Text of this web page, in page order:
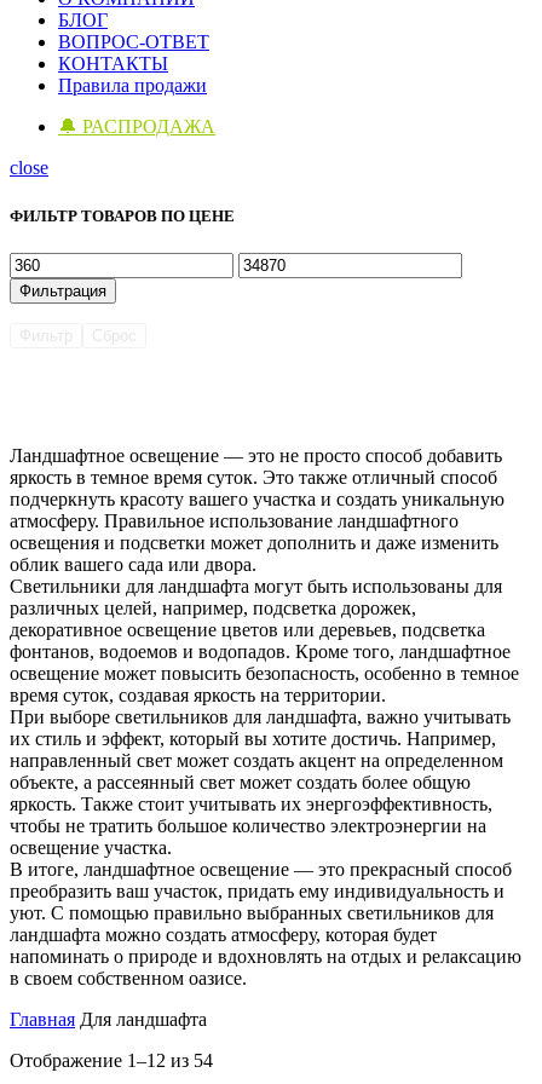
БЛОГ
ВОПРОС-ОТВЕТ
КОНТАКТЫ
Правила продажи
🔔 РАСПРОДАЖА
close
ФИЛЬТР ТОВАРОВ ПО ЦЕНЕ
Минимальная
цена
Максимальная
цена
Фильтрация
Фильтр Сброс
Ландшафтное освещение — это не просто способ добавить
яркость в темное время суток. Это также отличный способ
подчеркнуть красоту вашего участка и создать уникальную
атмосферу. Правильное использование ландшафтного
освещения и подсветки может дополнить и даже изменить
облик вашего сада или двора.
Светильники для ландшафта могут быть использованы для
различных целей, например, подсветка дорожек,
декоративное освещение цветов или деревьев, подсветка
фонтанов, водоемов и водопадов. Кроме того, ландшафтное
освещение может повысить безопасность, особенно в темное
время суток, создавая яркость на территории.
При выборе светильников для ландшафта, важно учитывать
их стиль и эффект, который вы хотите достичь. Например,
направленный свет может создать акцент на определенном
объекте, а рассеянный свет может создать более общую
яркость. Также стоит учитывать их энергоэффективность,
чтобы не тратить большое количество электроэнергии на
освещение участка.
В итоге, ландшафтное освещение — это прекрасный способ
преобразить ваш участок, придать ему индивидуальность и
уют. С помощью правильно выбранных светильников для
ландшафта можно создать атмосферу, которая будет
напоминать о природе и вдохновлять на отдых и релаксацию
в своем собственном оазисе.
Главная Для ландшафта
Отображение 1–12 из 54Цены: